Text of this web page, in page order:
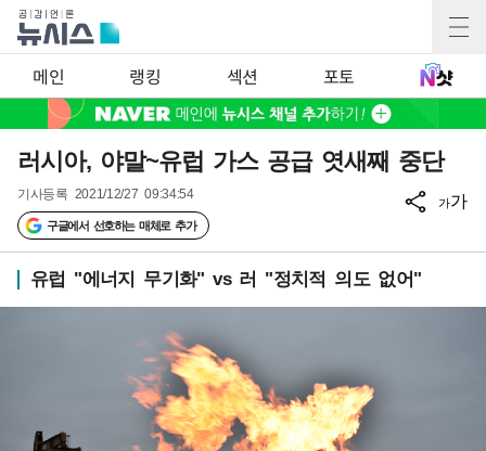
메인 랭킹 섹션 포토
러시아, 야말~유럽 가스 공급 엿새째 중단
기사등록 2021/12/27 09:34:54
구글에서 선호하는 매체로 추가
가가
유럽 "에너지 무기화" vs 러 "정치적 의도 없어"